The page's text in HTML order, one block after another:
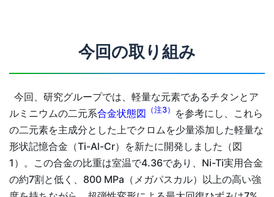
今回の取り組み
今回、研究グループでは、軽量な元素であるチタンとア
ルミニウムの二元系合金状態図 （注3）
を参考にし、これら
の二元素を主成分とした上でクロムを少量添加した軽量な
形状記憶合金（Ti-Al-Cr）を新たに開発しました（図
1）。この合金の比重は室温で4.36であり、Ni-Ti実用合金
の約7割と低く、800 MPa（メガパスカル）以上の高い強